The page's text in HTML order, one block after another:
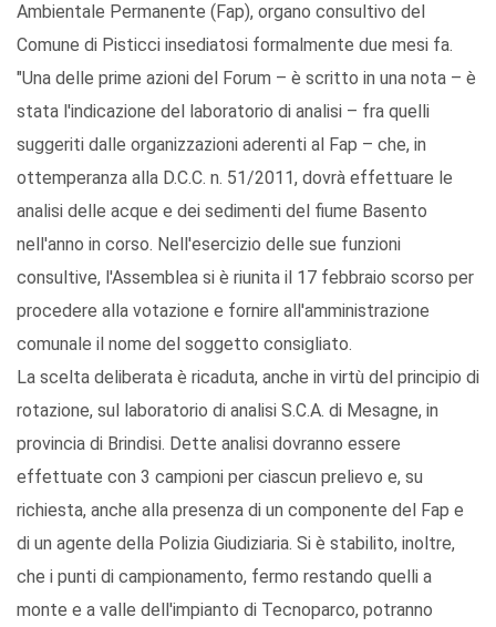
Ambientale Permanente (Fap), organo consultivo del
Comune di Pisticci insediatosi formalmente due mesi fa.
"Una delle prime azioni del Forum – è scritto in una nota – è
stata l'indicazione del laboratorio di analisi – fra quelli
suggeriti dalle organizzazioni aderenti al Fap – che, in
ottemperanza alla D.C.C. n. 51/2011, dovrà effettuare le
analisi delle acque e dei sedimenti del fiume Basento
nell'anno in corso. Nell'esercizio delle sue funzioni
consultive, l'Assemblea si è riunita il 17 febbraio scorso per
procedere alla votazione e fornire all'amministrazione
comunale il nome del soggetto consigliato.
La scelta deliberata è ricaduta, anche in virtù del principio di
rotazione, sul laboratorio di analisi S.C.A. di Mesagne, in
provincia di Brindisi. Dette analisi dovranno essere
effettuate con 3 campioni per ciascun prelievo e, su
richiesta, anche alla presenza di un componente del Fap e
di un agente della Polizia Giudiziaria. Si è stabilito, inoltre,
che i punti di campionamento, fermo restando quelli a
monte e a valle dell'impianto di Tecnoparco, potranno